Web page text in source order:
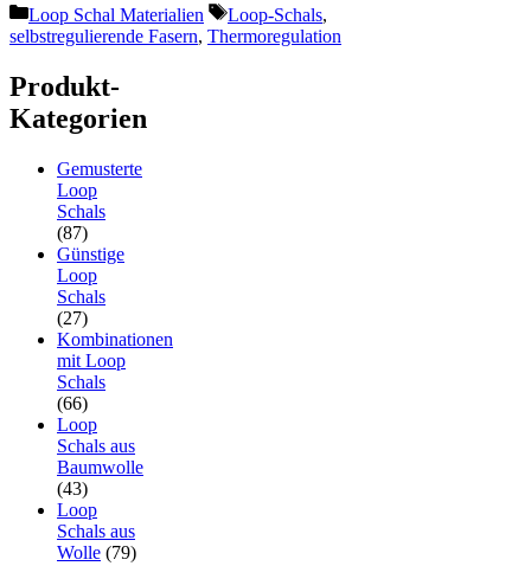
Kategorien
Loop Schal Materialien Schlagwörter
Loop-Schals,
selbstregulierende Fasern, Thermoregulation
Produkt-
Kategorien
Gemusterte
Loop
Schals
(87)
Günstige
Loop
Schals
(27)
Kombinationen
mit Loop
Schals
(66)
Loop
Schals aus
Baumwolle
(43)
Loop
Schals aus
Wolle (79)